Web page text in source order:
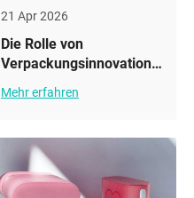
21 Apr 2026
Die Rolle von
Verpackungsinnovationen
im Deo-Markt
Mehr erfahren